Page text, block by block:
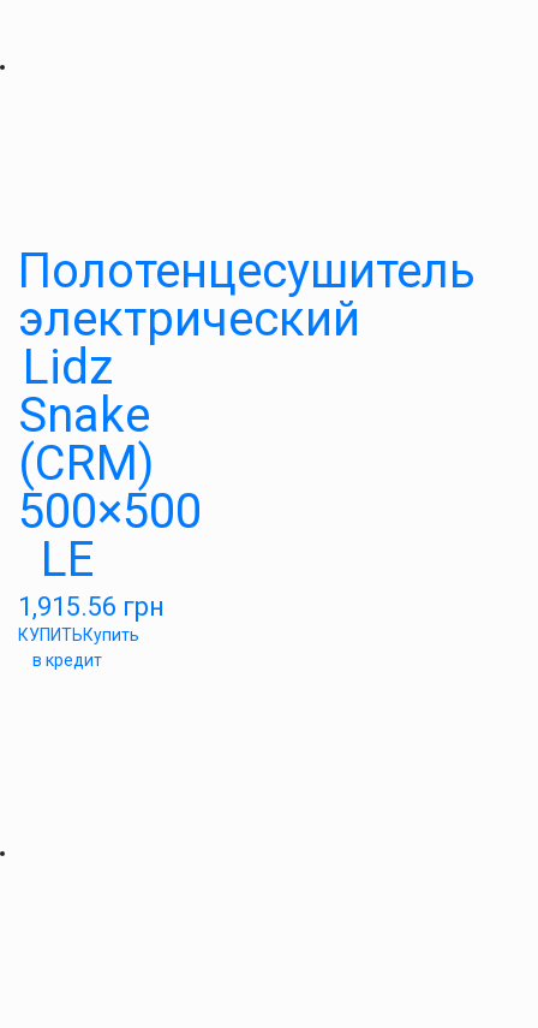
Полотенцесушитель
электрический
Lidz
Snake
(CRM)
500×500
LE
1,915.56 грн
КУПИТЬКупить
в кредит